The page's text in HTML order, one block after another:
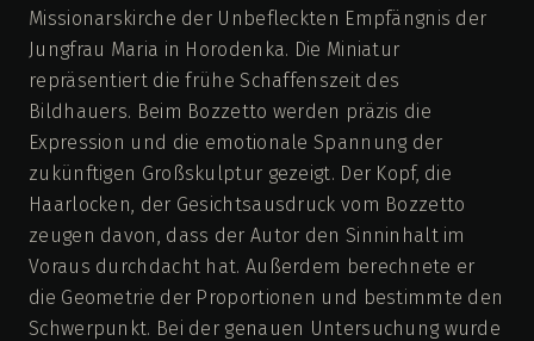
Missionarskirche der Unbefleckten Empfängnis der
Jungfrau Maria in Horodenka. Die Miniatur
repräsentiert die frühe Schaffenszeit des
Bildhauers. Beim Bozzetto werden präzis die
Expression und die emotionale Spannung der
zukünftigen Großskulptur gezeigt. Der Kopf, die
Haarlocken, der Gesichtsausdruck vom Bozzetto
zeugen davon, dass der Autor den Sinninhalt im
Voraus durchdacht hat. Außerdem berechnete er
die Geometrie der Proportionen und bestimmte den
Schwerpunkt. Bei der genauen Untersuchung wurde